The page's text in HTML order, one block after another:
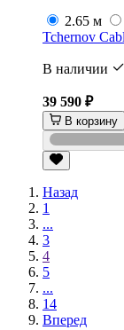
2.65 м
Tchernov
В наличии
39 590 ₽
В корзину
Назад
1
...
3
4
5
...
14
Вперед